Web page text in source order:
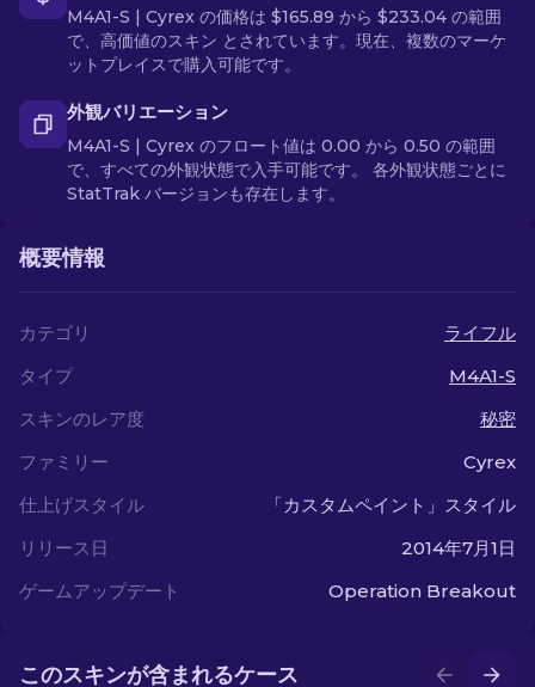
M4A1-S | Cyrex の価格は $165.89 から $233.04 の範囲
で、高価値のスキン とされています。現在、複数のマーケ
ットプレイスで購入可能です。
外観バリエーション
M4A1-S | Cyrex のフロート値は 0.00 から 0.50 の範囲
で、すべての外観状態で入手可能です。 各外観状態ごとに
StatTrak バージョンも存在します。
概要情報
カテゴリ
ライフル
タイプ
M4A1-S
スキンのレア度
秘密
ファミリー
Cyrex
仕上げスタイル
「カスタムペイント」スタイル
リリース日
2014年7月1日
ゲームアップデート
Operation Breakout
このスキンが含まれるケース